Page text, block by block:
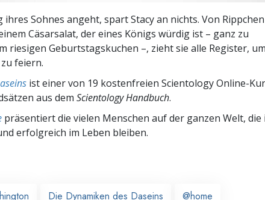
ihres Sohnes angeht, spart Stacy an nichts. Von
Cäsarsalat, der eines Königs würdig ist – ganz zu
riesigen Geburtstagskuchen –, zieht sie alle Register,
feiern.
ist einer von 19 kostenfreien Scientology Online-
aus dem Scientology Handbuch.
präsentiert die vielen Menschen auf der ganzen Welt, die
erfolgreich im Leben bleiben.
Die Dynamiken des Daseins @home